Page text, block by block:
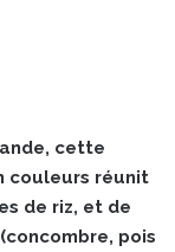
cette
couleurs réunit
de riz, et de
pois